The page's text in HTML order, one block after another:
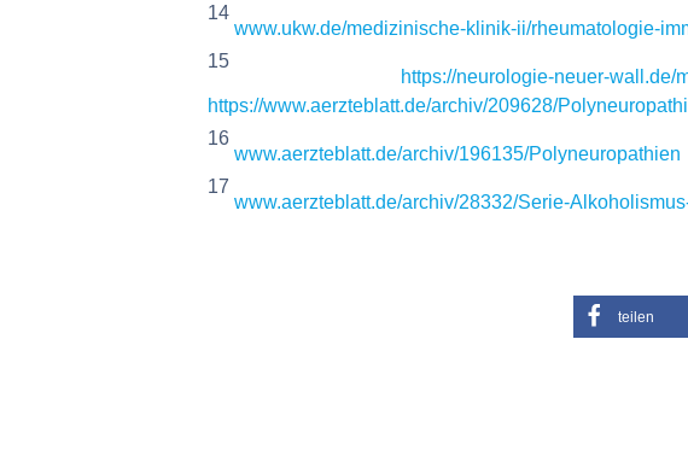
14
www.ukw.de/medizinische-klinik-ii/rheumatologie-
15
https://neurologie-neuer-
https://www.aerzteblatt.de/archiv/209628/
16
www.aerzteblatt.de/archiv/196135/Polyneuropathien
17
www.aerzteblatt.de/archiv/28332/Serie-
teilen